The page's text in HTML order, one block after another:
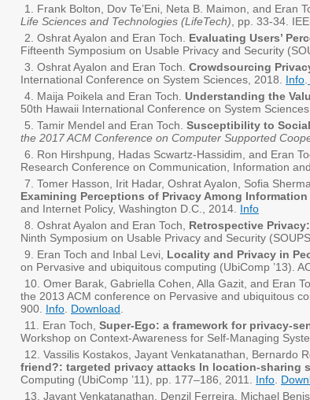
Frank Bolton, Dov Te’Eni, Neta B. Maimon, and Eran
Life Sciences and Technologies (LifeTech) , pp. 33-34.
Oshrat Ayalon and Eran Toch. Evaluating Users’
Fifteenth Symposium on Usable Privacy and Security
Oshrat Ayalon and Eran Toch. Crowdsourcing
International Conference on System Sciences, 2018. Info
Maija Poikela and Eran Toch. Understanding the
50th Hawaii International Conference on System
Tamir Mendel and Eran Toch. Susceptibility to
the 2017 ACM Conference on Computer Supported
Ron Hirshpung, Hadas Scwartz-Hassidim, and Eran
Research Conference on Communication, Information
Tomer Hasson, Irit Hadar, Oshrat Ayalon, Sofia
Examining Perceptions of Privacy Among
and Internet Policy, Washington D.C., 2014. Info
Oshrat Ayalon and Eran Toch, Retrospective
Ninth Symposium on Usable Privacy and Security
Eran Toch and Inbal Levi, Locality and Privacy in
on Pervasive and ubiquitous computing (UbiComp ’13).
Omer Barak, Gabriella Cohen, Alla Gazit, and Eran
the 2013 ACM conference on Pervasive and ubiquitous
900. Info Download
Eran Toch, Super-Ego: a framework for privacy-
Workshop on Context-Awareness for Self-Managing
Vassilis Kostakos, Jayant Venkatanathan, Bernardo
friend?: targeted privacy attacks In location-sharing
Computing (UbiComp ’11), pp. 177–186, 2011. Info
Jayant Venkatanathan, Denzil Ferreira, Michael